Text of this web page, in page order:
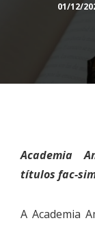
01/12/
Academia
títulos fac-
A Academia